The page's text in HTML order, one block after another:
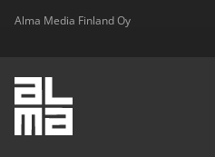
Alma Media Finland Oy